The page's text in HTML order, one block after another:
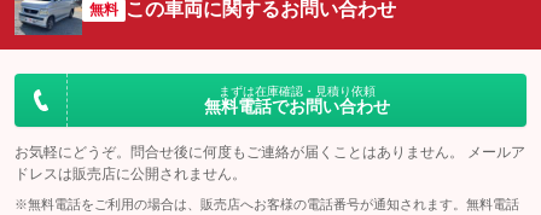
無料 この車両に関するお問い合わせ
まずは在庫確認・見積り依頼
無料電話でお問い合わせ
お気軽にどうぞ。問合せ後に何度もご連絡が届くことはありません。 メールア
ドレスは販売店に公開されません。
※無料電話をご利用の場合は、販売店へお客様の電話番号が通知されます。無料電話